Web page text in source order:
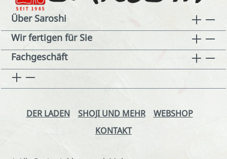
Über Saroshi
Wir fertigen für Sie
Fachgeschäft
DER LADEN SHOJI UND MEHR
WEBSHOP
KONTAKT